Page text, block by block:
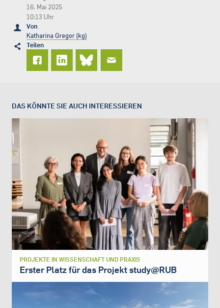
16. Mai 2025
10:13 Uhr
Von
Katharina Gregor (kg)
Teilen
DAS KÖNNTE SIE AUCH INTERESSIEREN
PROJEKTE IN WISSENSCHAFT UND PRAXIS
Erster Platz für das Projekt study@RUB